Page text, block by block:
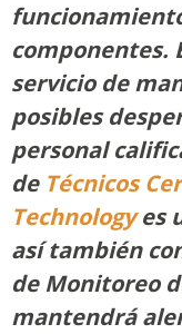
componentes.
servicio de
posibles
personal
de Técnicos
Technologyes
así también
de Monitoreo
mantendrá